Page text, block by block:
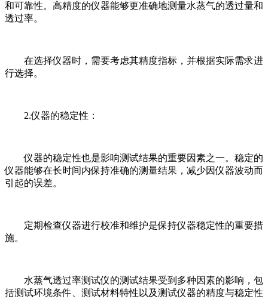
和可靠性。高精度的仪器能够更准确地测量水蒸气的透过量和
透过率。
在选择仪器时，需要考虑其精度指标，并根据实际需求进
行选择。
2.仪器的稳定性：
仪器的稳定性也是影响测试结果的重要因素之一。稳定的
仪器能够在长时间内保持准确的测量结果，减少因仪器波动而
引起的误差。
定期检查仪器进行校准和维护是保持仪器稳定性的重要措
施。
水蒸气透过率测试仪的测试结果受到多种因素的影响，包
括测试环境条件、测试材料特性以及测试仪器的精度与稳定性